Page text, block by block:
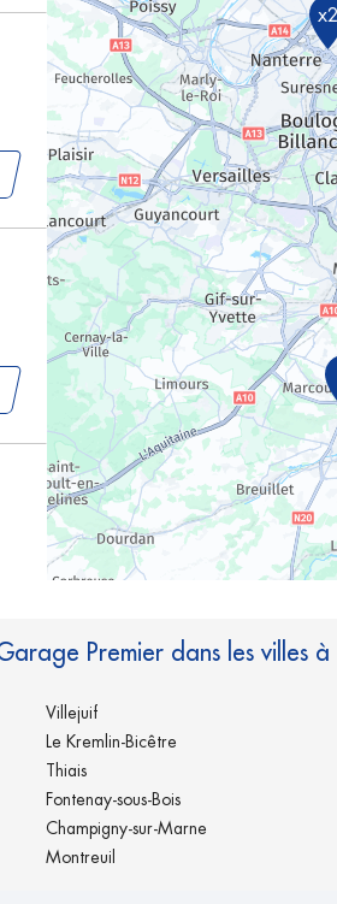
x2
Premier dans les villes
Villejuif
Le Kremlin-Bicêtre
Thiais
Fontenay-sous-Bois
Champigny-sur-Marne
Montreuil